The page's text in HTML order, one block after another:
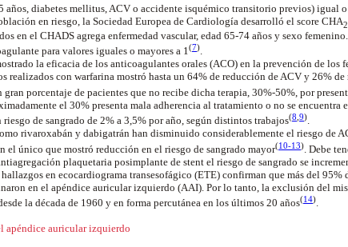
años, diabetes mellitus, ACV o accidente isquémico transitorio previos) igual
en riesgo, la Sociedad Europea de Cardiología desarrolló el score CHA2
en el CHADS agrega enfermedad vascular, edad 65-74 años y sexo
para valores iguales o mayores a 1(7).
la eficacia de los anticoagulantes orales (ACO) en la prevención de los
realizados con warfarina mostró hasta un 64% de reducción de ACV y 26%
gran porcentaje de pacientes que no recibe dicha terapia, 30%-50%, por
el 30% presenta mala adherencia al tratamiento o no se encuentra
de sangrado de 2% a 3,5% por año, según distintos trabajos(8 9).
rivaroxabán y dabigatrán han disminuido considerablemente el riesgo de
el único que mostró reducción en el riesgo de sangrado mayor(10-13) . Debe
plaquetaria posimplante de stent el riesgo de sangrado se
en ecocardiograma transesofágico (ETE) confirman que más del 95%
en el apéndice auricular izquierdo (AAI). Por lo tanto, la exclusión del
la década de 1960 y en forma percutánea en los últimos 20 años(14).
apéndice auricular izquierdo